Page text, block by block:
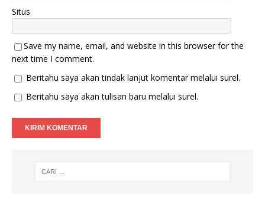
Situs
Save my name, email, and website in this browser for the
next time I comment.
Beritahu saya akan tindak lanjut komentar melalui surel.
Beritahu saya akan tulisan baru melalui surel.